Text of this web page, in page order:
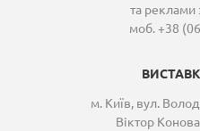
та реклами
моб. +38
м. Київ, вул.
Віктор